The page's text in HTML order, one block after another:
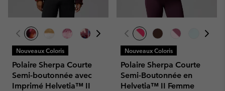
Nouveaux Coloris
Polaire Sherpa Courte
Semi-boutonnée avec
Imprimé Helvetia™ II
Nouveaux Coloris
Polaire Sherpa Courte
Semi-Boutonnée en
Helvetia™ II Femme